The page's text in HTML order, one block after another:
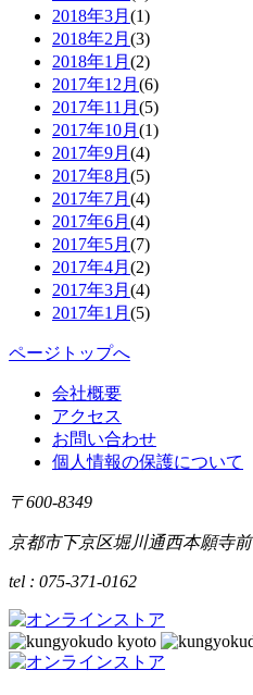
2018年3月 (1)
2018年2月 (3)
2018年1月 (2)
2017年12月 (6)
2017年11月 (5)
2017年10月 (1)
2017年9月 (4)
2017年8月 (5)
2017年7月 (4)
2017年6月 (4)
2017年5月 (7)
2017年4月 (2)
2017年3月 (4)
2017年1月 (5)
ページトップへ
会社概要
アクセス
お問い合わせ
個人情報の保護について
〒600-8349
京都市下京区堀川通西本願寺前
tel : 075-371-0162